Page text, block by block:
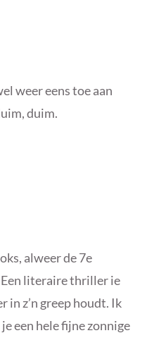
weer eens toe aan
duim.
alweer de 7e
literaire thriller ie
in z’n greep houdt. Ik
een hele fijne zonnige